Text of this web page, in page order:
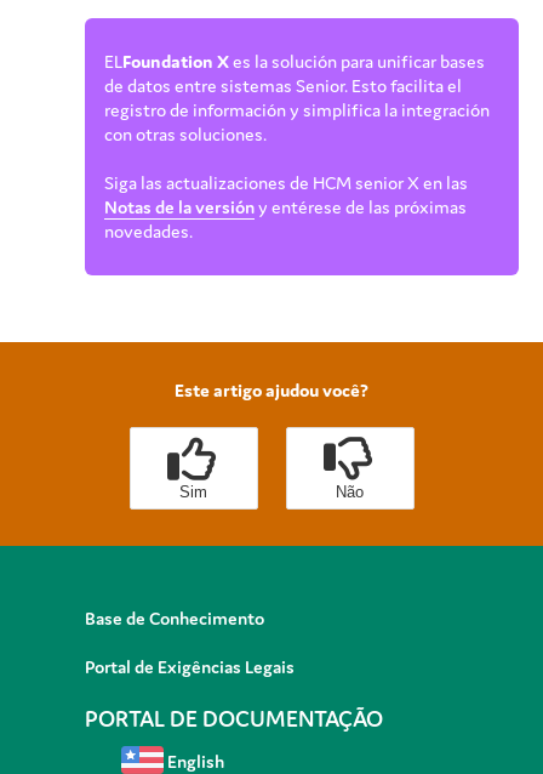
ELFoundation Xes la solución para unificar bases
de datos entre sistemas Senior. Esto facilita el
registro de información y simplifica la integración
con otras soluciones.
Siga las actualizaciones de HCM senior X en las
Notas de la versióny entérese de las próximas
novedades.
Este artigo ajudou você?
Sim Não
Base de Conhecimento
Portal de Exigências Legais
PORTAL DE DOCUMENTAÇÃO
English